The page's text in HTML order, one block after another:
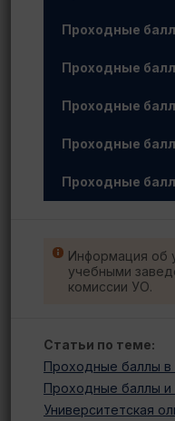
Проходные
Проходные
Проходные
Проходные
Проходные
Информация об
учебными
комиссии УО.
Статьи по теме:
Проходные баллы в
Проходные баллы и
Университетская